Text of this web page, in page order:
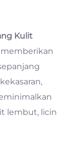
Kulit
lembut, licin